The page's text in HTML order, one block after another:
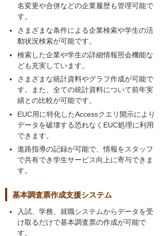
名変更や合併などの企業履歴も管理可能で
す。
さまざまな条件による企業検索や学生の活
動状況検索が可能です。
検索した企業や学生の詳細情報照会機能な
ども充実しています。
さまざまな統計資料やグラフ作成が可能で
す。また、全ての統計資料について前年実
績との比較が可能です。
EUC用に特化したAccessクエリ開示により
データを破壊する恐れなくEUC処理に利用
できます。
進路指導の記録が可能で、情報をスタッフ
で共有でき学生サービス向上に寄与できま
す。
基本調査票作成支援システム
入試、学務、就職システムからデータを受
け取るだけで基本調査票の作成が可能で
す。